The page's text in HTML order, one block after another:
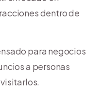
dentro de
para negocios
a personas